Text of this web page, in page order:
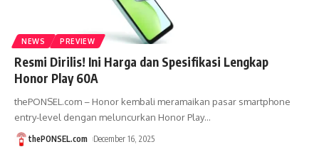
NEWS PREVIEW
Resmi Dirilis! Ini Harga dan Spesifikasi Lengkap
Honor Play 60A
thePONSEL.com – Honor kembali meramaikan pasar smartphone
entry-level dengan meluncurkan Honor Play…
thePONSEL.com December 16, 2025